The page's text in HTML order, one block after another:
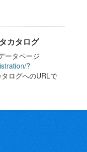
カタログ
ータページ
?
ログへのURLで